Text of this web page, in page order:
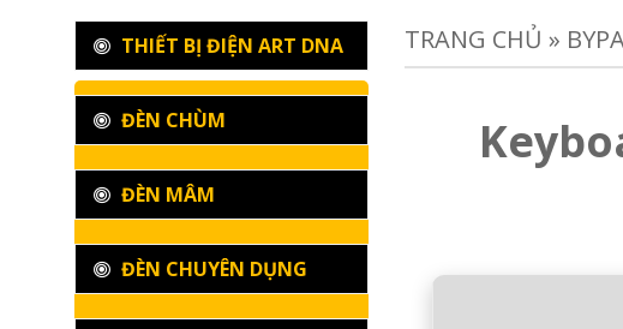
TRANG CHỦ »
THIẾT BỊ ĐIỆN ART DNA
ĐÈN CHÙM
ĐÈN MÂM
ĐÈN CHUYÊN DỤNG